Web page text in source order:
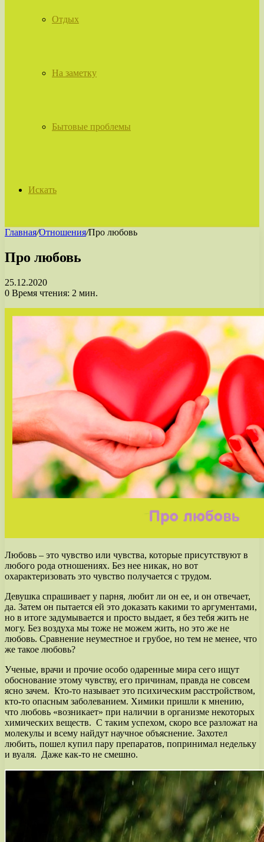
Отдых
На заметку
Бытовые проблемы
Искать
Главная/Отношения/Про любовь
Про любовь
25.12.2020
0 Время чтения: 2 мин.
Любовь – это чувство или чувства, которые присутствуют в
любого рода отношениях. Без нее никак, но вот
охарактеризовать это чувство получается с трудом.
Девушка спрашивает у парня, любит ли он ее, и он отвечает,
да. Затем он пытается ей это доказать какими то аргументами,
но в итоге задумывается и просто выдает, я без тебя жить не
могу. Без воздуха мы тоже не можем жить, но это же не
любовь. Сравнение неуместное и грубое, но тем не менее, что
же такое любовь?
Ученые, врачи и прочие особо одаренные мира сего ищут
обоснование этому чувству, его причинам, правда не совсем
ясно зачем. Кто-то называет это психическим расстройством,
кто-то опасным заболеванием. Химики пришли к мнению,
что любовь «возникает» при наличии в организме некоторых
химических веществ. С таким успехом, скоро все разложат на
молекулы и всему найдут научное объяснение. Захотел
любить, пошел купил пару препаратов, попринимал недельку
и вуаля. Даже как-то не смешно.